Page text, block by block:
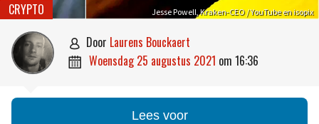
Jesse Powell, Kraken-CEO / YouTube en isopix
CRYPTO
 door Laurens Bouckaert
 woensdag 25 augustus 2021 om 16:36
Lees voor